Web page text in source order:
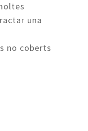
una
no coberts